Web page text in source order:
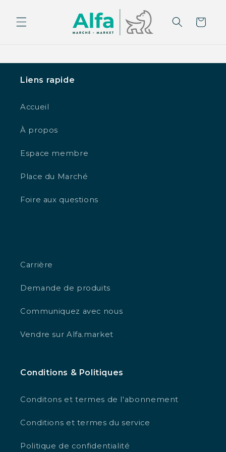
au
contenu
Panier
Liens rapide
Accueil
À propos
Espace membre
Place du Marché
Foire aux questions
Carrière
Demande de produits
Communiquez avec nous
Vendre sur Alfa.market
Conditions & Politiques
Conditons et termes de l'abonnement
Conditions et termes du service
Politique de confidentialité